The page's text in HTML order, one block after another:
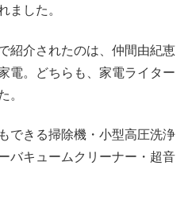
ました。
紹介されたのは、仲間由紀恵
電。どちらも、家電ライター
。
できる掃除機・小型高圧洗浄
バキュームクリーナー・超音